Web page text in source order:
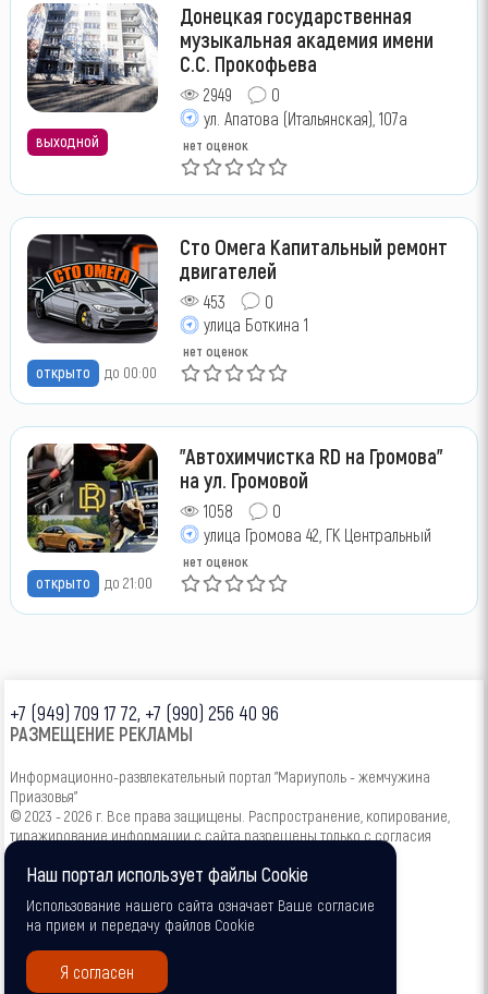
выходной
Донецкая государственная
музыкальная академия имени
С.С. Прокофьева
2949
0
ул. Апатова (Итальянская), 107а
нет оценок
открыто до 00:00
Сто Омега Капитальный ремонт
двигателей
453
0
улица Боткина 1
нет оценок
открыто до 21:00
"Автохимчистка RD на Громова"
на ул. Громовой
1058
0
улица Громова 42, ГК Центральный
нет оценок
+7 (949) 709 17 72, +7 (990) 256 40 96
РАЗМЕЩЕНИЕ РЕКЛАМЫ
Информационно-развлекательный портал "Мариуполь - жемчужина
Приазовья"
© 2023 - 2026 г. Все права защищены. Распространение, копирование,
тиражирование информации с сайта разрешены только с согласия
16+
Наш портал использует файлы Cookie
Использование нашего сайта означает Ваше согласие
на прием и передачу файлов Cookie
Я согласен